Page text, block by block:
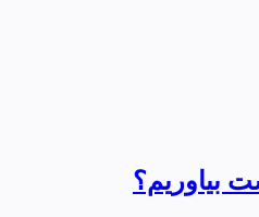
بیاوریم؟